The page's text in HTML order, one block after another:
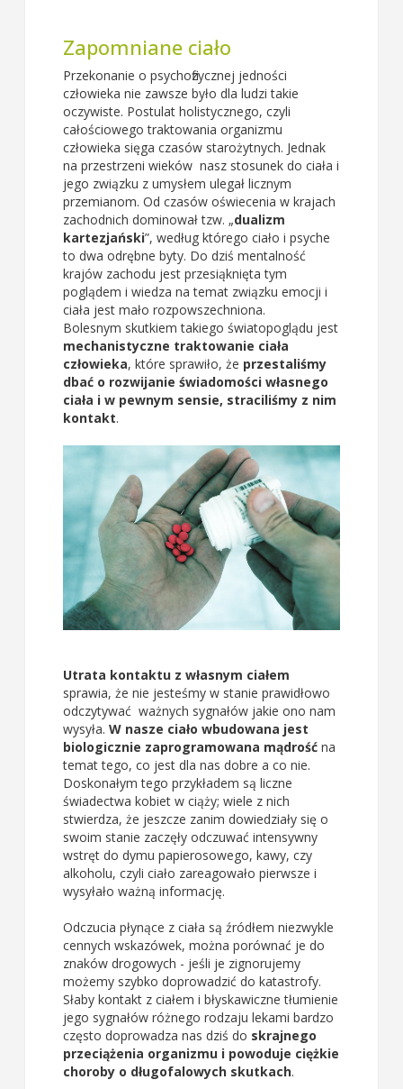
Zapomniane ciało
Przekonanie o psychofizycznej jedności
człowieka nie zawsze było dla ludzi takie
oczywiste. Postulat holistycznego, czyli
całościowego traktowania organizmu
człowieka sięga czasów starożytnych. Jednak
na przestrzeni wieków nasz stosunek do ciała i
jego związku z umysłem ulegał licznym
przemianom. Od czasów oświecenia w krajach
zachodnich dominował tzw. „dualizm
kartezjański”, według którego ciało i psyche
to dwa odrębne byty. Do dziś mentalność
krajów zachodu jest przesiąknięta tym
poglądem i wiedza na temat związku emocji i
ciała jest mało rozpowszechniona.
Bolesnym skutkiem takiego światopoglądu jest
mechanistyczne traktowanie ciała
człowieka, które sprawiło, że przestaliśmy
dbać o rozwijanie świadomości własnego
ciała i w pewnym sensie, straciliśmy z nim
kontakt.
Utrata kontaktu z własnym ciałem
sprawia, że nie jesteśmy w stanie prawidłowo
odczytywać ważnych sygnałów jakie ono nam
wysyła. W nasze ciało wbudowana jest
biologicznie zaprogramowana mądrość na
temat tego, co jest dla nas dobre a co nie.
Doskonałym tego przykładem są liczne
świadectwa kobiet w ciąży; wiele z nich
stwierdza, że jeszcze zanim dowiedziały się o
swoim stanie zaczęły odczuwać intensywny
wstręt do dymu papierosowego, kawy, czy
alkoholu, czyli ciało zareagowało pierwsze i
wysyłało ważną informację.
Odczucia płynące z ciała są źródłem niezwykle
cennych wskazówek, można porównać je do
znaków drogowych - jeśli je zignorujemy
możemy szybko doprowadzić do katastrofy.
Słaby kontakt z ciałem i błyskawiczne tłumienie
jego sygnałów różnego rodzaju lekami bardzo
często doprowadza nas dziś do skrajnego
przeciążenia organizmu i powoduje ciężkie
choroby o długofalowych skutkach.